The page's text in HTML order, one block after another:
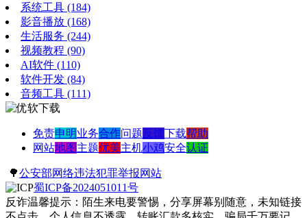
系统工具 (184)
影音播放 (168)
生活服务 (244)
视频教程 (90)
AI软件 (110)
软件开发 (84)
音频工具 (111)
免责申明业务合作问题反馈下载帮助
网站地图 主题优美主机小鸡安全认证
🌳公安部网络违法犯罪举报网站
蜀ICP备2024051011号
反诈温馨提示：陌生来电要警惕，分享屏幕别随意，未知链接